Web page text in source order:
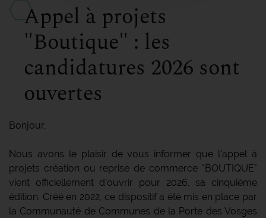
Appel à projets
"Boutique" : les
candidatures 2026 sont
ouvertes
Bonjour,
Nous avons le plaisir de vous informer que l'appel à
projets création ou reprise de commerce "BOUTIQUE"
vient officiellement d'ouvrir pour 2026, sa cinquième
édition. Créé en 2022, ce dispositif a été mis en place par
la Communauté de Communes de la Porte des Vosges